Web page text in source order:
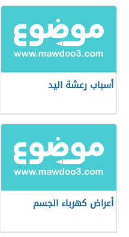
أسباب رعشة اليد
أعراض كهرباء الجسم